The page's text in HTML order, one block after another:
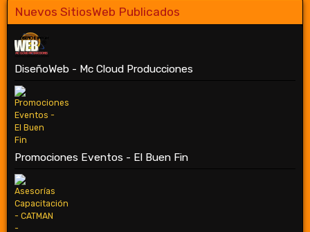
Nuevos SitiosWeb Publicados
DiseñoWeb - Mc Cloud Producciones
Promociones Eventos - El Buen Fin